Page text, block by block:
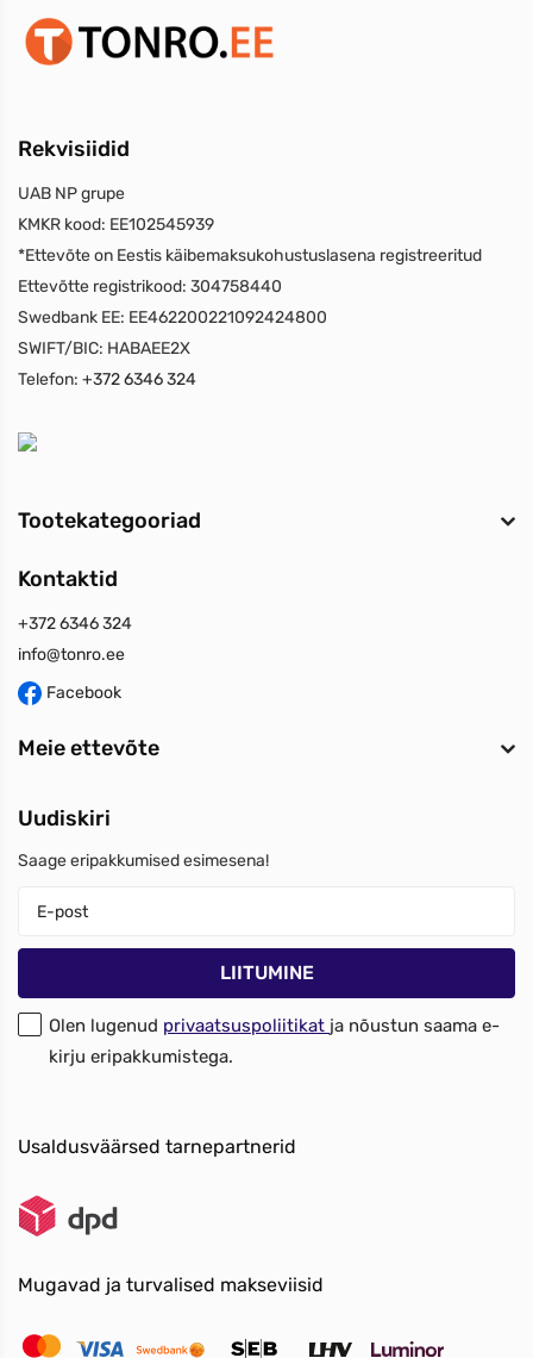
Rekvisiidid
UAB NP grupe
KMKR kood: EE102545939
*Ettevõte on Eestis käibemaksukohustuslasena registreeritud
Ettevõtte registrikood: 304758440
Swedbank EE: EE462200221092424800
SWIFT/BIC: HABAEE2X
Telefon: +372 6346 324
Tootekategooriad
Kontaktid
+372 6346 324
info@tonro.ee
Facebook
Meie ettevõte
Uudiskiri
Saage eripakkumised esimesena!
Olen lugenud privaatsuspoliitikat ja nõustun saama e-
kirju eripakkumistega.
Usaldusväärsed tarnepartnerid
Mugavad ja turvalised makseviisid